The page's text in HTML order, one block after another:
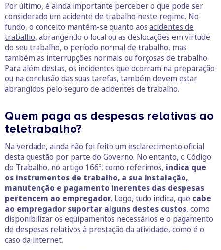
Por último, é ainda importante perceber o que pode ser
considerado um acidente de trabalho neste regime. No
fundo, o conceito mantém-se quanto aos acidentes de
trabalho, abrangendo o local ou as deslocações em virtude
do seu trabalho, o período normal de trabalho, mas
também as interrupções normais ou forçosas de trabalho.
Para além destas, os incidentes que ocorram na preparação
ou na conclusão das suas tarefas, também devem estar
abrangidos pelo seguro de acidentes de trabalho.
Quem paga as despesas relativas ao
teletrabalho?
Na verdade, ainda não foi feito um esclarecimento oficial
desta questão por parte do Governo. No entanto, o Código
do Trabalho, no artigo 166º, como referimos, indica que
os instrumentos de trabalho, a sua instalação,
manutenção e pagamento inerentes das despesas
pertencem ao empregador. Logo, tudo indica, que cabe
ao empregador suportar alguns destes custos, como
disponibilizar os equipamentos necessários e o pagamento
de despesas relativos à prestação da atividade, como é o
caso da internet.